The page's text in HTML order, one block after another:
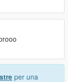
per una